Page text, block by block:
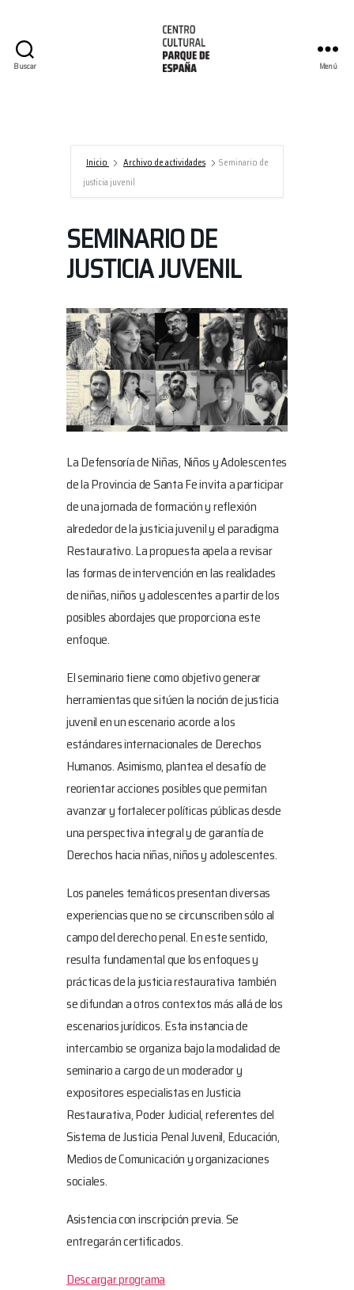
Buscar
España/AECID
Menú
Inicio Archivo de actividades
Seminario de
justicia juvenil
SEMINARIO DE
JUSTICIA JUVENIL
La Defensoría de Niñas, Niños y Adolescentes
de la Provincia de Santa Fe invita a participar
de una jornada de formación y reflexión
alrededor de la justicia juvenil y el paradigma
Restaurativo. La propuesta apela a revisar
las formas de intervención en las realidades
de niñas, niños y adolescentes a partir de los
posibles abordajes que proporciona este
enfoque.
El seminario tiene como objetivo generar
herramientas que sitúen la noción de justicia
juvenil en un escenario acorde a los
estándares internacionales de Derechos
Humanos. Asimismo, plantea el desafío de
reorientar acciones posibles que permitan
avanzar y fortalecer políticas públicas desde
una perspectiva integral y de garantía de
Derechos hacia niñas, niños y adolescentes.
Los paneles temáticos presentan diversas
experiencias que no se circunscriben sólo al
campo del derecho penal. En este sentido,
resulta fundamental que los enfoques y
prácticas de la justicia restaurativa también
se difundan a otros contextos más allá de los
escenarios jurídicos. Esta instancia de
intercambio se organiza bajo la modalidad de
seminario a cargo de un moderador y
expositores especialistas en Justicia
Restaurativa, Poder Judicial, referentes del
Sistema de Justicia Penal Juvenil, Educación,
Medios de Comunicación y organizaciones
sociales.
Asistencia con inscripción previa. Se
entregarán certificados.
Descargar programa